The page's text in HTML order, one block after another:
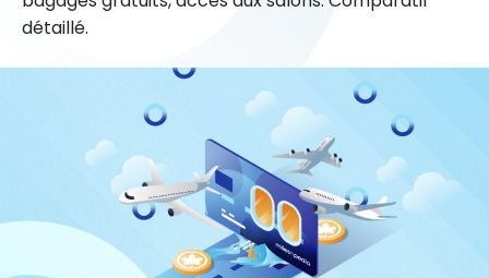
détaillé.